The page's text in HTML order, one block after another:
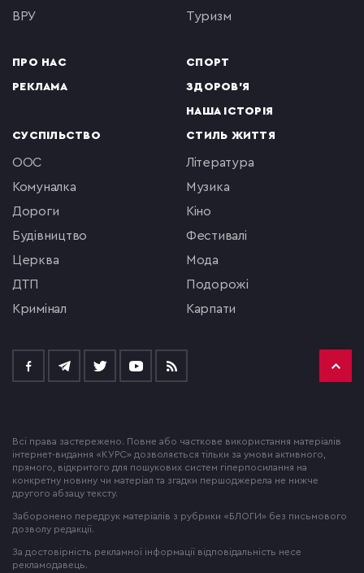
ВРУ
ПРО НАС
РЕКЛАМА
туризм
СПОРТ
ЗДОРОВ'Я
НАША ІСТОРІЯ
СУСПІЛЬСТВО
ООС
комуналка
Дороги
будівництво
церква
ДТП
кримінал
СТИЛЬ ЖИТТЯ
література
музика
кіно
фестивалі
мода
подорожі
Карпати
Всі права застережено. Повне або часткове використання матеріалів
інтернет-видання «КУРС» дозволяється тільки за умови активного,
прямого, відкритого для пошукових систем гіперпосилання на
конкретну новину чи матеріал та згадки першоджерела не нижче
другого абзацу тексту.
Заборонено передрук матеріалів з рубрики «БЛОГИ» без письмового
дозволу редакції.
За достовірність рекламної інформації відповідальність несе
рекламодавець.